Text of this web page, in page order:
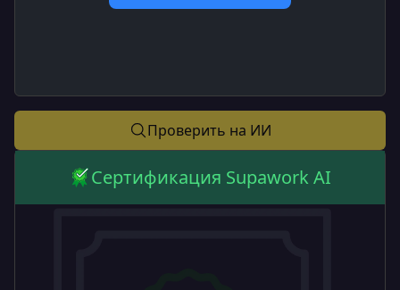
Проверить на ИИ
Сертификация Supawork AI